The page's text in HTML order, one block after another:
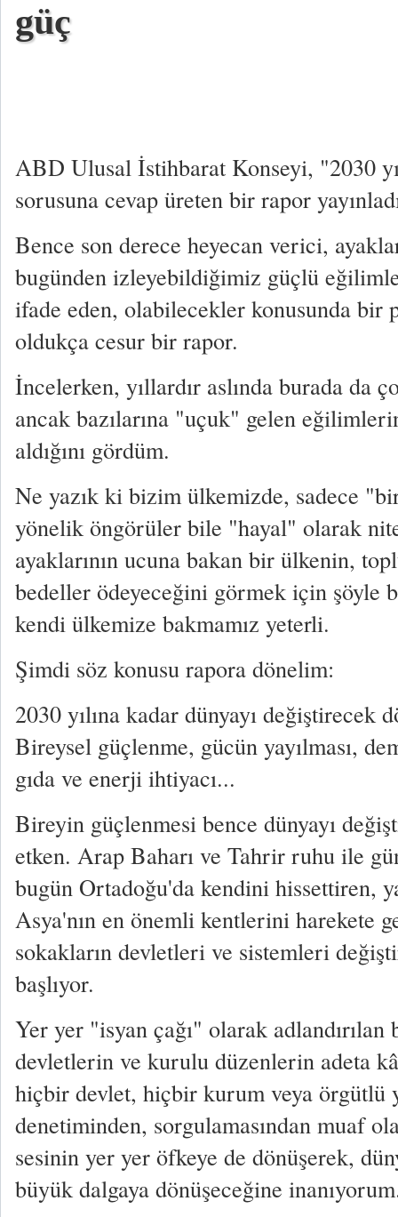
güç
ABD Ulusal İstihbarat Konseyi, "2030
sorusuna cevap üreten bir rapor
Bence son derece heyecan verici,
bugünden izleyebildiğimiz güçlü
ifade eden, olabilecekler konusunda bir
oldukça cesur bir rapor.
İncelerken, yıllardır aslında burada da
ancak bazılarına "uçuk" gelen
aldığını gördüm.
Ne yazık ki bizim ülkemizde, sadece
yönelik öngörüler bile "hayal" olarak
ayaklarının ucuna bakan bir ülkenin,
bedeller ödeyeceğini görmek için şöyle
kendi ülkemize bakmamız yeterli.
Şimdi söz konusu rapora dönelim:
2030 yılına kadar dünyayı
Bireysel güçlenme, gücün yayılması,
gıda ve enerji ihtiyacı...
Bireyin güçlenmesi bence dünyayı
etken. Arap Baharı ve Tahrir ruhu ile
bugün Ortadoğu'da kendini hissettiren,
Asya'nın en önemli kentlerini harekete
sokakların devletleri ve sistemleri
başlıyor.
Yer yer "isyan çağı" olarak
devletlerin ve kurulu düzenlerin adeta
hiçbir devlet, hiçbir kurum veya örgütlü
denetiminden, sorgulamasından muaf
sesinin yer yer öfkeye de dönüşerek,
büyük dalgaya dönüşeceğine